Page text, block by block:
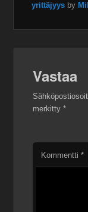
yrittäjyys by
Vastaa
merkitty*
Kommentti*